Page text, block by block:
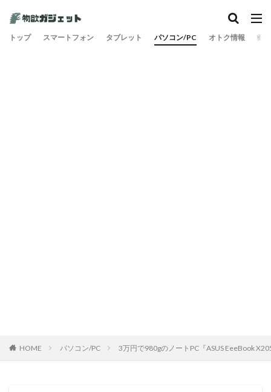
トップ スマートフォン タブレット パソコン/PC オトク情報 旅
HOME パソコン/PC 3万円で980gのノートPC『ASUS EeeBook